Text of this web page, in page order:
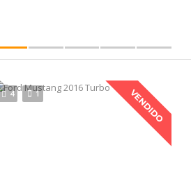
4 1 VENDIDO